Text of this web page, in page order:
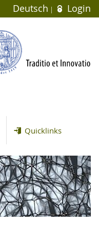
Deutsch Login
Quicklinks